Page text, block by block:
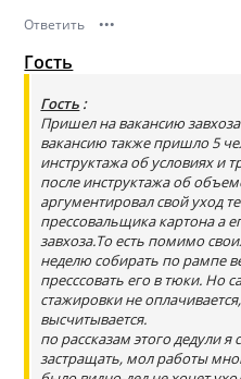
Ответить •••
Гость
Гость :
Пришел на вакансию
вакансию также пришло 5
инструктажа об условиях и
после инструктажа об
аргументировал свой уход
прессовальщика картона а
завхоза.То есть помимо
неделю собирать по рампе
пресссовать его в тюки. Но
стажировки не
высчитывается.
по рассказам этого дедули
застращать, мол работы